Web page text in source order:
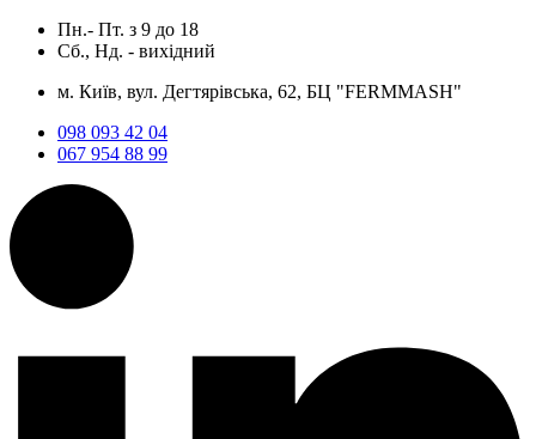
Пн.- Пт. з 9 до 18
Сб., Нд. - вихідний
м. Київ, вул. Дегтярівська, 62, БЦ "FERMMASH"
098 093 42 04
067 954 88 99